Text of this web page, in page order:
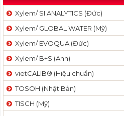
Xylem/ SI ANALYTICS (Đức)
Xylem/ GLOBAL WATER (Mỹ)
Xylem/ EVOQUA (Đức)
Xylem/ B+S (Anh)
vietCALIB® (Hiệu chuẩn)
TOSOH (Nhật Bản)
TISCH (Mỹ)